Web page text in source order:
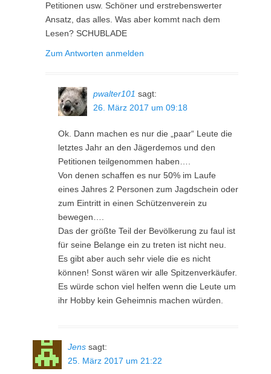
Petitionen usw. Schöner und erstrebenswerter
Ansatz, das alles. Was aber kommt nach dem
Lesen? SCHUBLADE
Zum Antworten anmelden
pwalter101 sagt:
26. März 2017 um 09:18
Ok. Dann machen es nur die „paar“ Leute die
letztes Jahr an den Jägerdemos und den
Petitionen teilgenommen haben….
Von denen schaffen es nur 50% im Laufe
eines Jahres 2 Personen zum Jagdschein oder
zum Eintritt in einen Schützenverein zu
bewegen….
Das der größte Teil der Bevölkerung zu faul ist
für seine Belange ein zu treten ist nicht neu.
Es gibt aber auch sehr viele die es nicht
können! Sonst wären wir alle Spitzenverkäufer.
Es würde schon viel helfen wenn die Leute um
ihr Hobby kein Geheimnis machen würden.
Jens sagt:
25. März 2017 um 21:22